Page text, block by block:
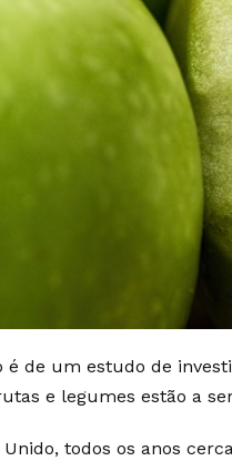
é de um estudo de
e legumes estão a
Unido, todos os anos